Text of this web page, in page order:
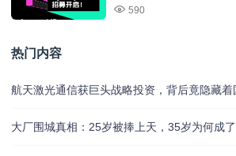
590
热门内容
航天激光通信获巨头战略投资，背后竟隐藏
大厂围城真相：25岁被捧上天，35岁为何成